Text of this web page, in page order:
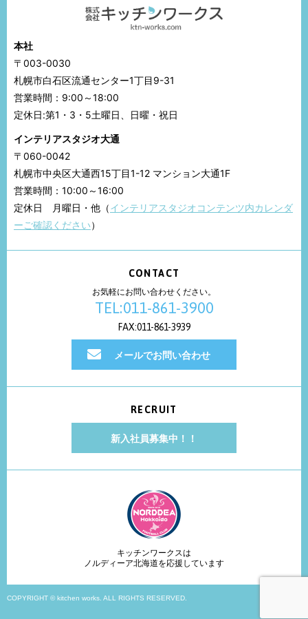
本社
〒003-0030
札幌市白石区流通センター1丁目9-31
営業時間：9:00～18:00
定休日:第1・3・5土曜日、日曜・祝日
インテリアスタジオ大通
〒060-0042
札幌市中央区大通西15丁目1-12 マンション大通1F
営業時間：10:00～16:00
定休日 月曜日・他（インテリアスタジオコンテンツ内カレンダ
ーご確認ください）
CONTACT
お気軽にお問い合わせください。
TEL:011-861-3900
FAX:011-861-3939
メールでお問い合わせ
RECRUIT
新入社員募集中！！
キッチンワークスは
ノルディーア北海道を応援しています
COPYRIGHT © kitchen works. ALL RIGHTS RESERVED.